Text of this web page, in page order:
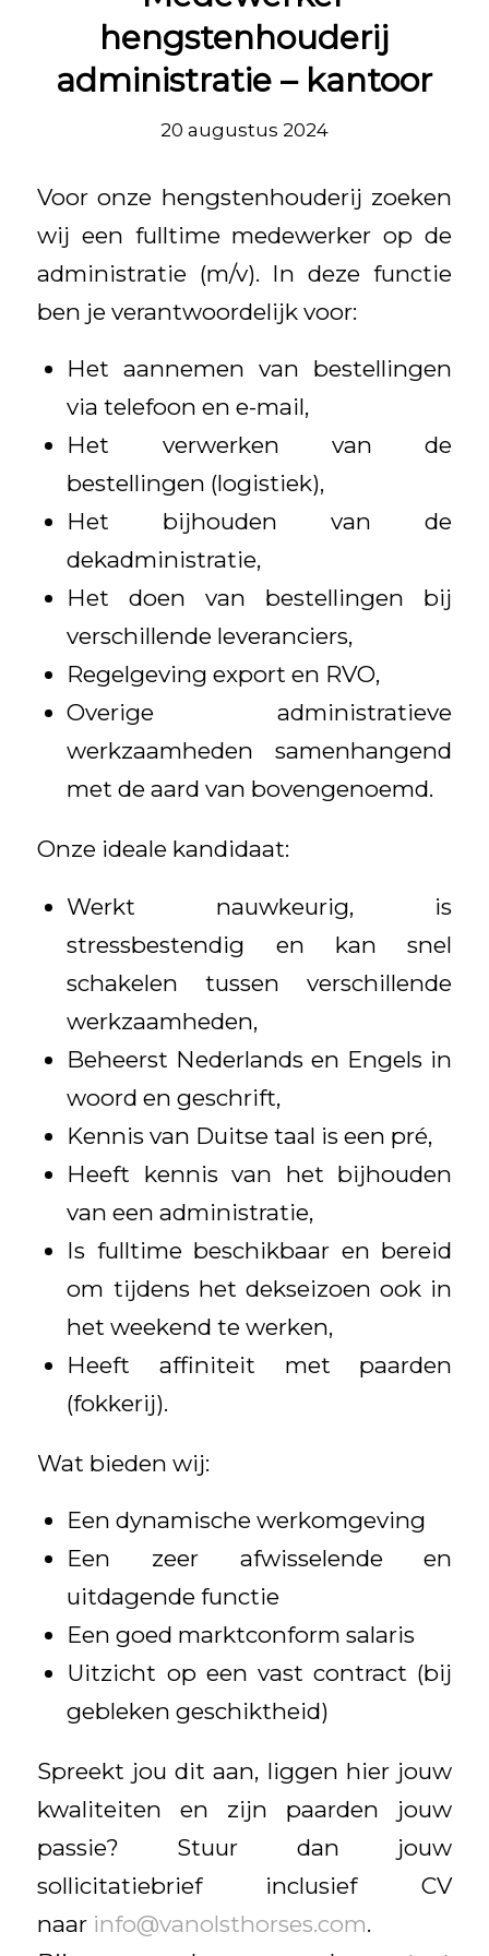
hengstenhouderij
administratie – kantoor
20 augustus 2024
Voor onze hengstenhouderij zoeken
wij een fulltime medewerker op de
administratie (m/v). In deze functie
ben je verantwoordelijk voor:
Het aannemen van bestellingen
via telefoon en e-mail,
Het verwerken van de
bestellingen (logistiek),
Het bijhouden van de
dekadministratie,
Het doen van bestellingen bij
verschillende leveranciers,
Regelgeving export en RVO,
Overige administratieve
werkzaamheden samenhangend
met de aard van bovengenoemd.
Onze ideale kandidaat:
Werkt nauwkeurig, is
stressbestendig en kan snel
schakelen tussen verschillende
werkzaamheden,
Beheerst Nederlands en Engels in
woord en geschrift,
Kennis van Duitse taal is een pré,
Heeft kennis van het bijhouden
van een administratie,
Is fulltime beschikbaar en bereid
om tijdens het dekseizoen ook in
het weekend te werken,
Heeft affiniteit met paarden
(fokkerij).
Wat bieden wij:
Een dynamische werkomgeving
Een zeer afwisselende en
uitdagende functie
Een goed marktconform salaris
Uitzicht op een vast contract (bij
gebleken geschiktheid)
Spreekt jou dit aan, liggen hier jouw
kwaliteiten en zijn paarden jouw
passie? Stuur dan jouw
sollicitatiebrief inclusief CV
naar info@vanolsthorses.com.